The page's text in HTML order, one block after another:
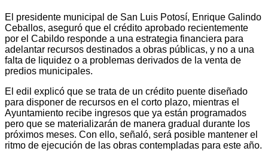
El presidente municipal de San Luis Potosí, Enrique Galindo
Ceballos, aseguró que el crédito aprobado recientemente
por el Cabildo responde a una estrategia financiera para
adelantar recursos destinados a obras públicas, y no a una
falta de liquidez o a problemas derivados de la venta de
predios municipales.
El edil explicó que se trata de un crédito puente diseñado
para disponer de recursos en el corto plazo, mientras el
Ayuntamiento recibe ingresos que ya están programados
pero que se materializarán de manera gradual durante los
próximos meses. Con ello, señaló, será posible mantener el
ritmo de ejecución de las obras contempladas para este año.